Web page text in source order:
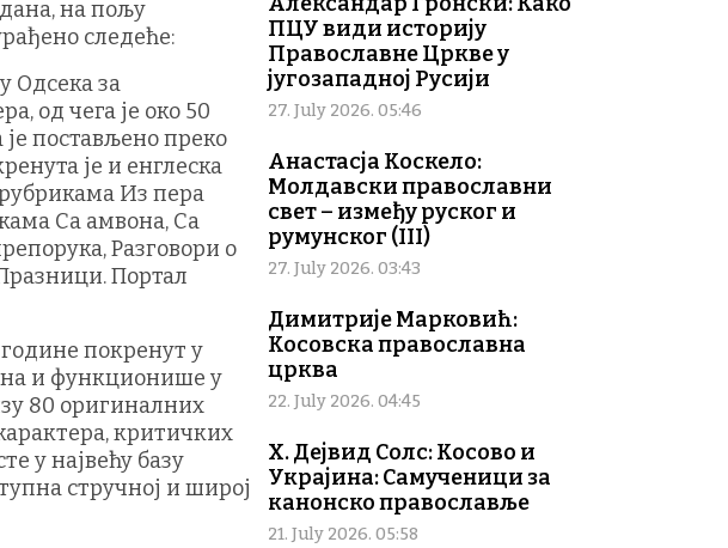
на пољу
следеће:
Одсека за
од чега је око 50
постављено преко
је и енглеска
Из пера
Са амвона, Са
Разговори о
Портал
покренут у
и функционише у
80 оригиналних
критичких
у највећу базу
стручној и широј
ПЦУ види историју
Православне Цркве у
југозападној Русији
27. July 2026. 05:46
Анастасја Коскело:
Молдавски православни
свет – између руског и
румунског (III)
27. July 2026. 03:43
Димитрије Марковић:
Косовска православна
црква
22. July 2026. 04:45
Х. Дејвид Солс: Косово и
Украјина: Самученици за
канонско православље
21. July 2026. 05:58